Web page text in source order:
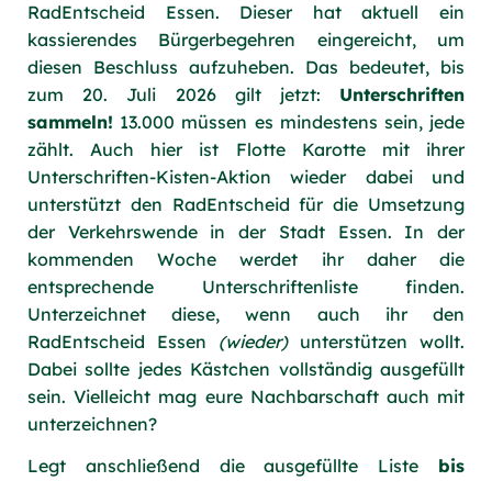
RadEntscheid Essen. Dieser hat aktuell ein
kassierendes Bürgerbegehren eingereicht, um
diesen Beschluss aufzuheben. Das bedeutet, bis
zum 20. Juli 2026 gilt jetzt: Unterschriften
sammeln! 13.000 müssen es mindestens sein, jede
zählt. Auch hier ist Flotte Karotte mit ihrer
Unterschriften-Kisten-Aktion wieder dabei und
unterstützt den RadEntscheid für die Umsetzung
der Verkehrswende in der Stadt Essen. In der
kommenden Woche werdet ihr daher die
entsprechende Unterschriftenliste finden.
Unterzeichnet diese, wenn auch ihr den
RadEntscheid Essen (wieder)unterstützen wollt.
Dabei sollte jedes Kästchen vollständig ausgefüllt
sein. Vielleicht mag eure Nachbarschaft auch mit
unterzeichnen?
Legt anschließend die ausgefüllte Liste bis